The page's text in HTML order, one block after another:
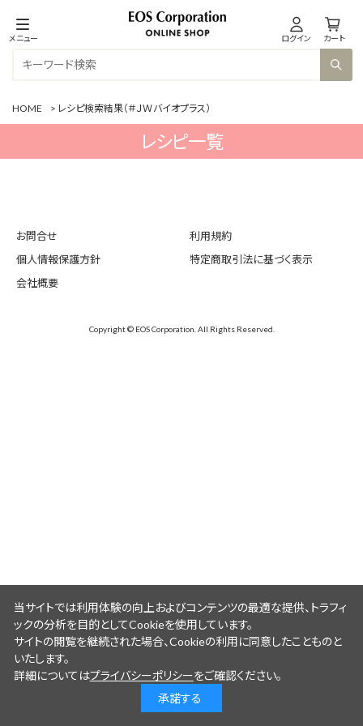
メニュー ログイン カート
HOME > レシピ検索結果（＃ＪＷバイオプラス）
レシピ一覧
お問合せ
利用規約
個人情報保護方針
特定商取引法に基づく表示
会社概要
Copyright © EOS Corporation. All Rights Reserved.
当サイトでは利用体験の向上およびコンテンツの最適な提供、トラフィ
ックの分析を目的としてCookieを使用しています。
サイトの閲覧を継続された場合、Cookieの利用に同意したことものと
いたします。
詳細についてはプライバシーポリシーをご確認ください。
承諾する